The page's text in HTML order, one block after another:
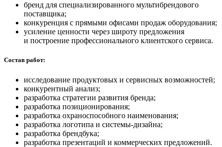
бренд для специализированного мультибрендового
поставщика;
конкуренция с прямыми офисами продаж оборудования;
усиление ценности через широту предложения
и построение профессионального клиентского сервиса.
Состав работ:
исследование продуктовых и сервисных возможностей;
конкурентный анализ;
разработка стратегии развития бренда;
разработка позиционирования;
разработка охраноспособного наименования;
разработка логотипа и системы-дизайна;
разработка брендбука;
разработка презентаций и коммерческих предложений.